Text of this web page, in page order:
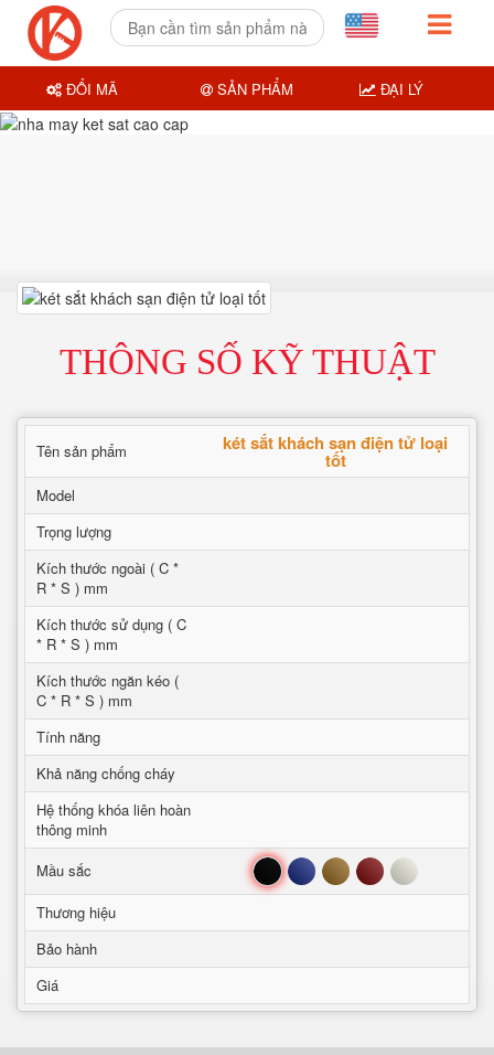
THÔNG SỐ KỸ THUẬT
Tên sản phẩm két sắt khách sạn điện tử loại
tốt
Model
Trọng lượng
Kích thước ngoài ( C *
R * S ) mm
Kích thước sử dụng ( C
* R * S ) mm
Kích thước ngăn kéo (
C * R * S ) mm
Tính năng
Khả năng chống cháy
Hệ thống khóa liên hoàn
thông minh
Mầu sắc
Đen Xanh Nâu Đỏ Trắng
Thương hiệu
Bảo hành
Giá
ĐỔI MÃ SẢN PHẨM ĐẠI LÝ